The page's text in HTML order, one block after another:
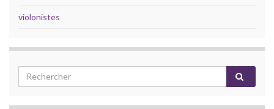
violonistes